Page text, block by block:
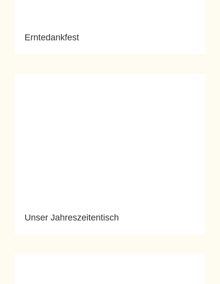
Erntedankfest
Unser Jahreszeitentisch